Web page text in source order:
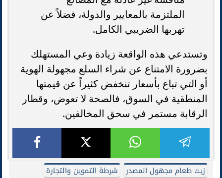
الملتزمة بالمعايير والدولة، فضلاً عن
تهربها الضريبي الكامل.
وتستدعي هذه الواقعة زيادة وعي المستهلك
بضرورة الامتناع عن شراء السلع مجهولة الهوية
أو التي تباع بأسعار تنخفض كثيراً عن قيمتها
المنطقية في السوق، فالصحة لا تعوض، وقطار
الرقابة مستمر في سحق المخالفين.
زيت طعام مجهول المصدر
شرطة التموين والتجارة